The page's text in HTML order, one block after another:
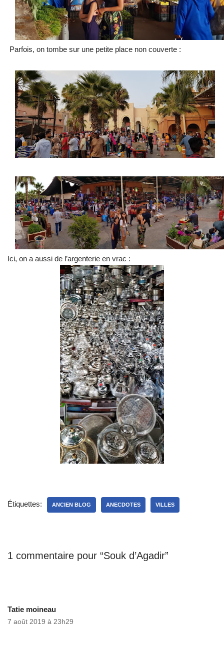
Parfois, on tombe sur une petite place non couverte :
Ici, on a aussi de l’argenterie en vrac :
Étiquettes: ANCIEN BLOG ANECDOTES VILLES
1 commentaire pour “Souk d’Agadir”
Tatie moineau
7 août 2019 à 23h29